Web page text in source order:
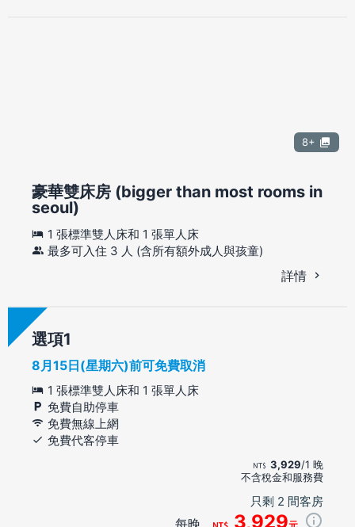
8+
豪華雙床房 (bigger than most rooms in
seoul)
1 張標準雙人床和 1 張單人床
最多可入住 3 人 (含所有額外成人與孩童)
詳情
選項
8月15日(星期六)前可免費取消
1 張標準雙人床和 1 張單人床
免費自助停車
免費無線上網
免費代客停車
3,929/1 晚
不含稅金和服務費
只剩 2 間客房
每晚 3,929